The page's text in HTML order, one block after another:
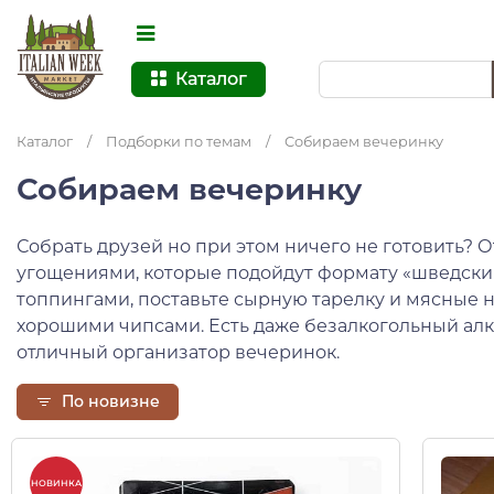
Каталог
Каталог / Подборки по темам / Собираем вечеринку
Собираем вечеринку
Собрать друзей но при этом ничего не готовить?
угощениями, которые подойдут формату
топпингами, поставьте сырную тарелку и мясные
хорошими чипсами. Есть даже безалкогольный
отличный организатор вечеринок.
По новизне
НОВИНКА